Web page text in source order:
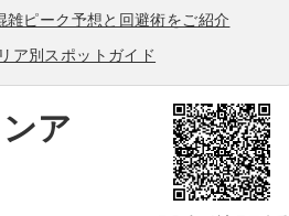
ピーク予想と回避術をご紹介
ア別スポットガイド
ア